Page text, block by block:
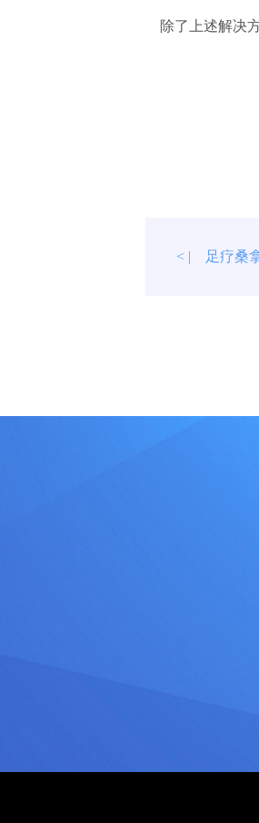
除了上述解决
< | 足疗桑